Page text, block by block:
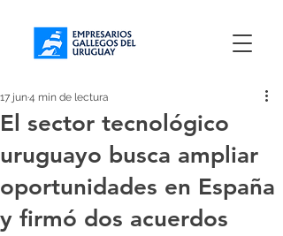
El sector tecnológico
uruguayo busca ampliar
oportunidades en España
y firmó dos acuerdos
17 jun4 min de lectura